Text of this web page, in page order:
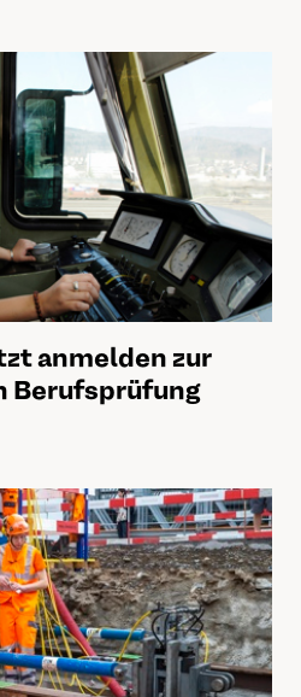
anmelden zur
Berufsprüfung